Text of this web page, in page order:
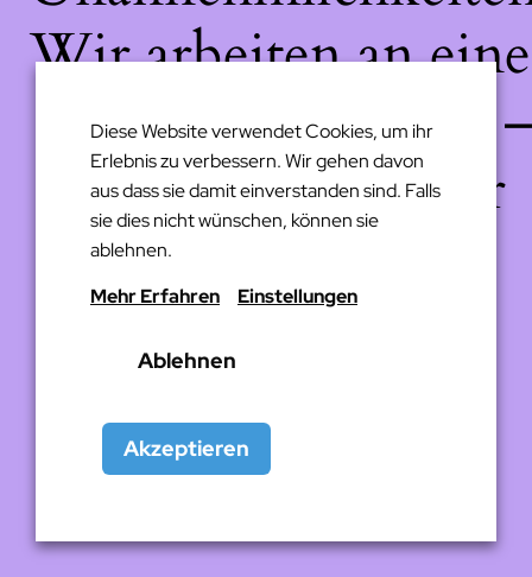
Wir arbeiten an
großartigen Sache
schau bald wieder
Diese Website verwendet Cookies, um ihr
Erlebnis zu verbessern. Wir gehen davon
aus dass sie damit einverstanden sind. Falls
sie dies nicht wünschen, können sie
ablehnen.
Mehr Erfahren
Einstellungen
Ablehnen
Akzeptieren